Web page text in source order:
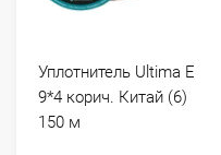
Уплотнитель Ultima E
9*4 корич. Китай (6)
150 м